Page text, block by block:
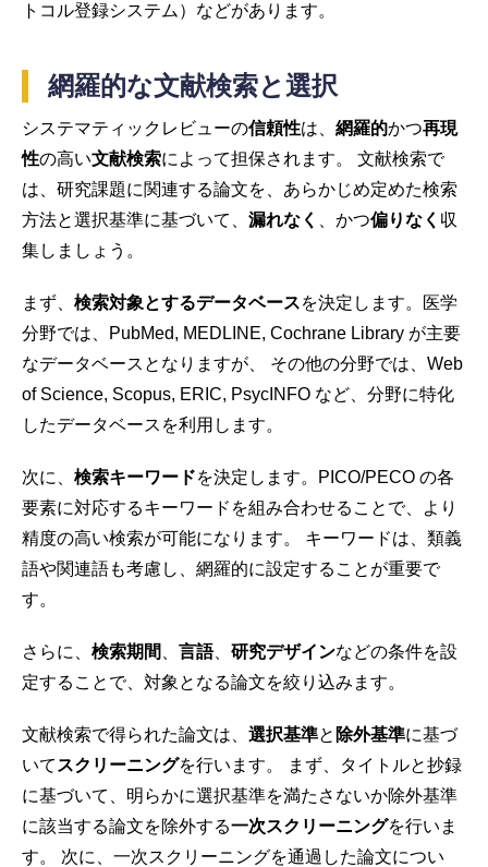
トコル登録システム）などがあります。
網羅的な文献検索と選択
システマティックレビューの信頼性は、 網羅的かつ再現
性の高い文献検索によって担保されます。 文献検索で
は、研究課題に関連する論文を、あらかじめ定めた検索
方法と選択基準に基づいて、 漏れなく 、かつ偏りなく 収
集しましょう。
まず、 検索対象とするデータベースを決定します。医学
分野では、PubMed, MEDLINE, Cochrane Library が主要
なデータベースとなりますが、 その他の分野では、Web
of Science, Scopus, ERIC, PsycINFO など、分野に特化
したデータベースを利用します。
次に、 検索キーワードを決定します。PICO/PECO の各
要素に対応するキーワードを組み合わせることで、より
精度の高い検索が可能になります。 キーワードは、類義
語や関連語も考慮し、網羅的に設定することが重要で
す。
さらに、 検索期間 言語、 研究デザインなどの条件を設
定することで、対象となる論文を絞り込みます。
文献検索で得られた論文は、 選択基準と 除外基準に基づ
いて スクリーニングを行います。 まず、タイトルと抄録
に基づいて、明らかに選択基準を満たさないか除外基準
に該当する論文を除外する一次スクリーニングを行いま
す。 次に、一次スクリーニングを通過した論文につい